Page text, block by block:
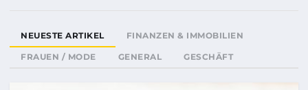
NEUESTE ARTIKEL FINANZEN & IMMOBILIEN
FRAUEN / MODE GENERAL GESCHÄFT